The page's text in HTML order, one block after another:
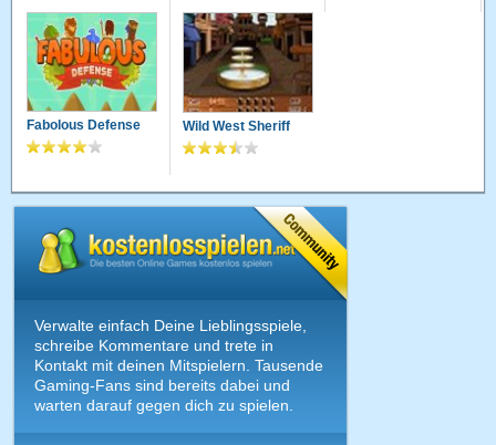
Fabolous Defense Wild West Sheriff
Verwalte einfach Deine Lieblingsspiele,
schreibe Kommentare und trete in
Kontakt mit deinen Mitspielern. Tausende
Gaming-Fans sind bereits dabei und
warten darauf gegen dich zu spielen.